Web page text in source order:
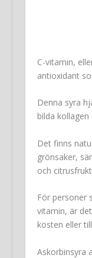
C-vitamin,
antioxidant
Denna syra
bilda
Det finns
grönsaker,
och
För personer
vitamin, är
kosten eller
Askorbinsyra